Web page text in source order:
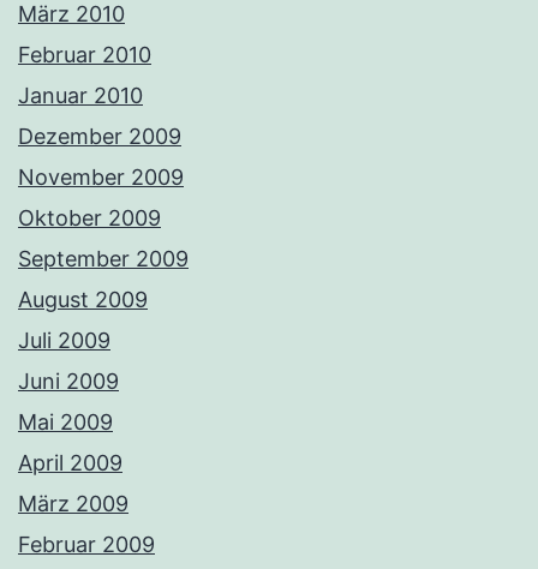
März 2010
Februar 2010
Januar 2010
Dezember 2009
November 2009
Oktober 2009
September 2009
August 2009
Juli 2009
Juni 2009
Mai 2009
April 2009
März 2009
Februar 2009